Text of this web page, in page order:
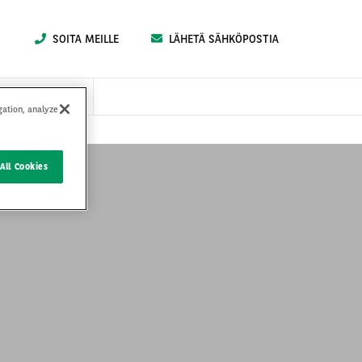
SOITA MEILLE LÄHETÄ SÄHKÖPOSTIA
analyze
Cookies